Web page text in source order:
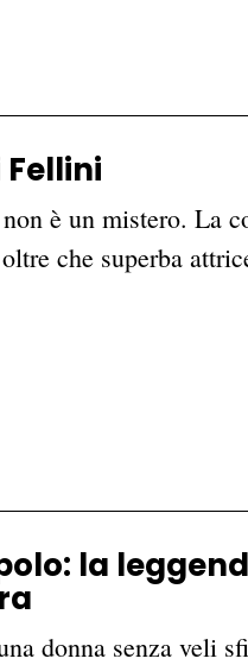
Fellini
è un mistero. La
che superba
la
donna senza veli